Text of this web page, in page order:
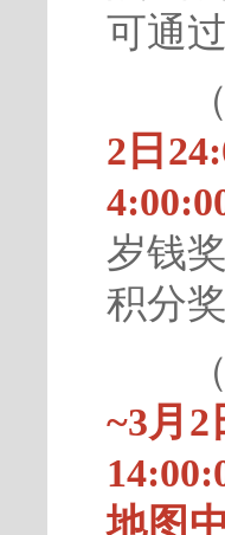
可通
（6
2日
岁钱
积分
（7
~3月2
地图